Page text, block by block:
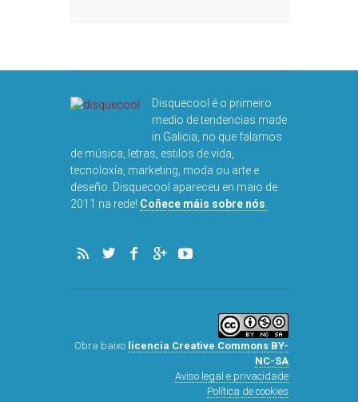
Disquecool é o primeiro
medio de tendencias made
in Galicia, no que falamos
de música, letras, estilos de vida,
tecnoloxía, marketing, moda ou arte e
deseño. Disquecool apareceu en maio de
2011 na rede! Coñece máis sobre nós.
Obra baixo licencia Creative Commons BY-
NC-SA
Aviso legal e privacidade
Política de cookies